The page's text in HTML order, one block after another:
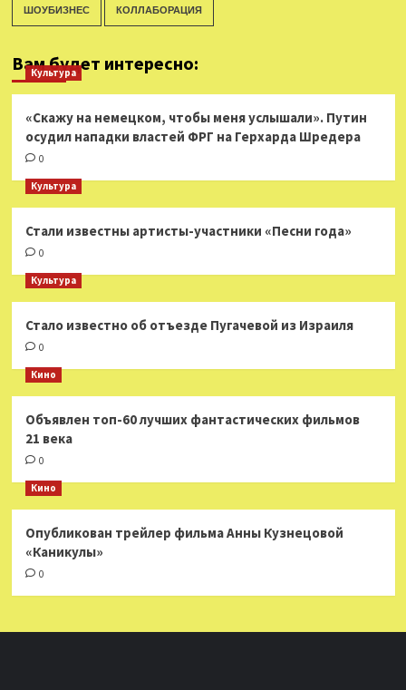
ШОУБИЗНЕС КОЛЛАБОРАЦИЯ
Вам будет интересно:
Культура
«Скажу на немецком, чтобы меня услышали». Путин
осудил нападки властей ФРГ на Герхарда Шредера
0
Культура
Стали известны артисты-участники «Песни года»
0
Культура
Стало известно об отъезде Пугачевой из Израиля
0
Кино
Объявлен топ-60 лучших фантастических фильмов
21 века
0
Кино
Опубликован трейлер фильма Анны Кузнецовой
«Каникулы»
0